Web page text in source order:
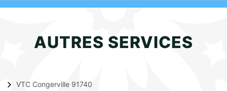
AUTRES SERVICES
VTC Congerville 91740